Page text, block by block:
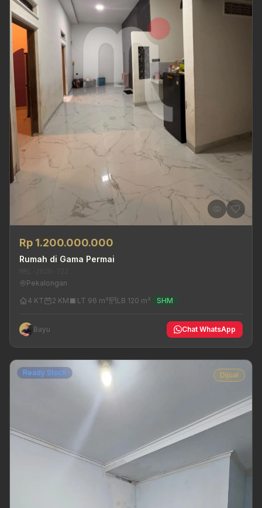
Rp 1.200.000.000
Rumah di Gama Permai
Pekalongan
4 KT
2 KM LT 96 m² LB 120 m² SHM
Bayu Chat WhatsApp
Ready Stock Dijual